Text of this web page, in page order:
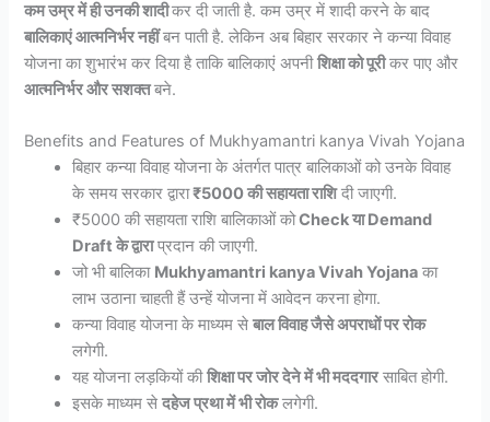
कम उम्र में ही उनकी शादीकर दी जाती है. कम उम्र में शादी करने के बाद
बालिकाएं आत्मनिर्भर नहींबन पाती है. लेकिन अब बिहार सरकार ने कन्या विवाह
योजना का शुभारंभ कर दिया है ताकि बालिकाएं अपनीशिक्षा को पूरीकर पाए और
आत्मनिर्भर और सशक्तबने.
Benefits and Features of Mukhyamantri kanya Vivah Yojana
बिहार कन्या विवाह योजना के अंतर्गत पात्र बालिकाओं को उनके विवाह
के समय सरकार द्वारा₹5000 की सहायता राशिदी जाएगी.
₹5000 की सहायता राशि बालिकाओं कोCheck या Demand
Draft के द्वाराप्रदान की जाएगी.
जो भी बालिका Mukhyamantri kanya Vivah Yojana का
लाभ उठाना चाहती हैं उन्हें योजना में आवेदन करना होगा.
कन्या विवाह योजना के माध्यम सेबाल विवाह जैसे अपराधों पर रोक
लगेगी.
यह योजना लड़कियों कीशिक्षा पर जोर देने में भी मददगारसाबित होगी.
इसके माध्यम सेदहेज प्रथा में भी रोकलगेगी.